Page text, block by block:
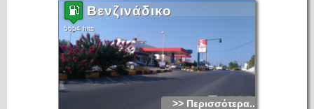
Βενζινάδικο
5654 hits
>> Περισσότερα...